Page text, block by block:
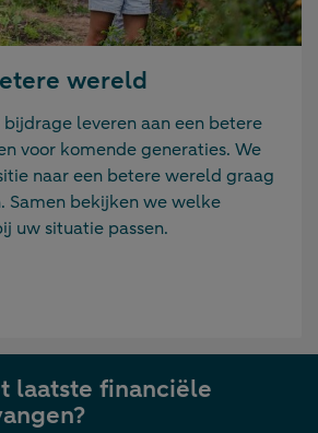
wereld
leveren aan een betere
voor komende generaties. We
naar een betere wereld graag
Samen bekijken we welke
uw situatie passen.
laatste financiële